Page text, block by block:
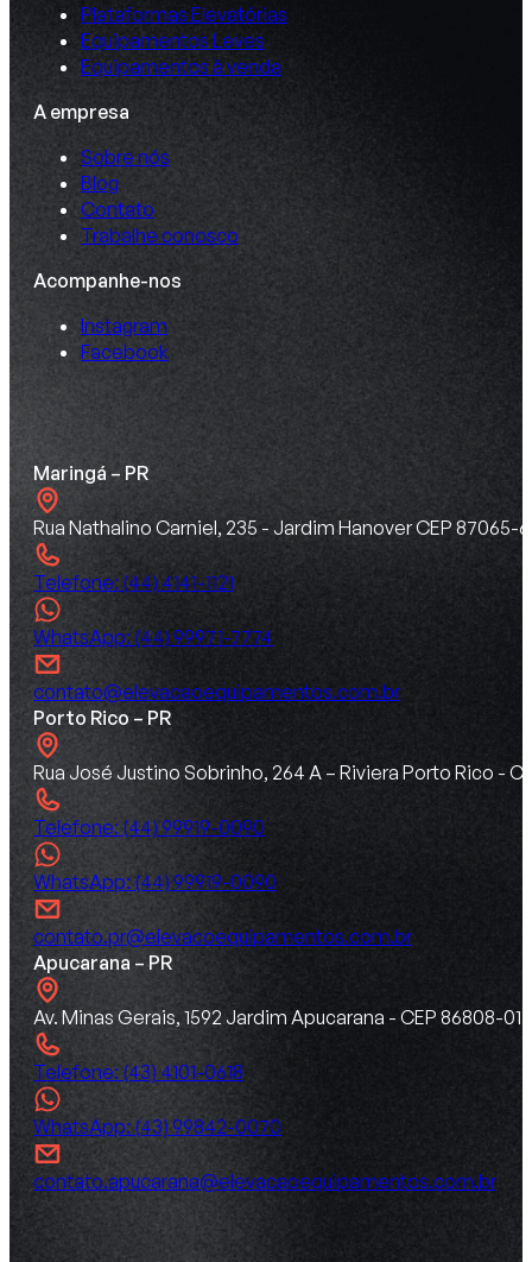
Plataformas Elevatórias
Equipamentos Leves
Equipamentos à venda
A empresa
Sobre nós
Blog
Contato
Trabalhe conosco
Acompanhe-nos
Instagram
Facebook
Maringá – PR
Rua Nathalino Carniel, 235 - Jardim Hanover CEP 87065-
Telefone: (44) 4141-1121
WhatsApp: (44) 99971-7774
contato@elevacaoequipamentos.com.br
Porto Rico – PR
Rua José Justino Sobrinho, 264 A – Riviera Porto Rico -
Telefone: (44) 99919-0090
WhatsApp: (44) 99919-0090
contato.pr@elevacoequipamentos.com.br
Apucarana – PR
Av. Minas Gerais, 1592 Jardim Apucarana - CEP 86808-015
Telefone: (43) 4101-0618
WhatsApp: (43) 99842-0070
contato.apucarana@elevacaoequipamentos.com.br